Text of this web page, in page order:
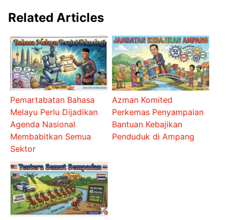
Related Articles
Pemartabatan Bahasa
Melayu Perlu Dijadikan
Agenda Nasional
Membabitkan Semua
Sektor
Azman Komited
Perkemas Penyampaian
Bantuan Kebajikan
Penduduk di Ampang